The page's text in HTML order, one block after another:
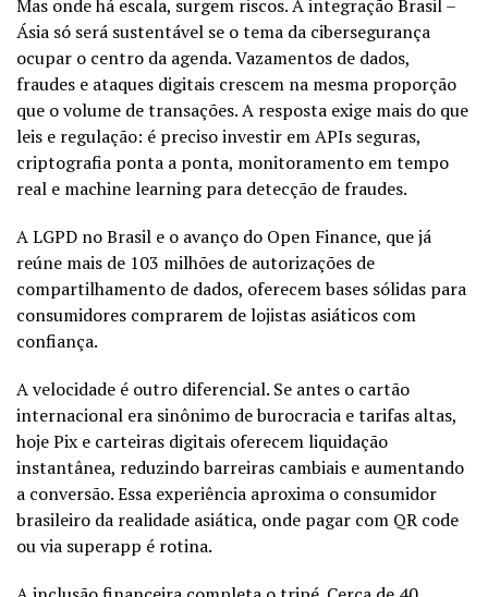
Mas onde há escala, surgem riscos. A integração Brasil –
Ásia só será sustentável se o tema da cibersegurança
ocupar o centro da agenda. Vazamentos de dados,
fraudes e ataques digitais crescem na mesma proporção
que o volume de transações. A resposta exige mais do que
leis e regulação: é preciso investir em APIs seguras,
criptografia ponta a ponta, monitoramento em tempo
real e machine learning para detecção de fraudes.
A LGPD no Brasil e o avanço do Open Finance, que já
reúne mais de 103 milhões de autorizações de
compartilhamento de dados, oferecem bases sólidas para
consumidores comprarem de lojistas asiáticos com
confiança.
A velocidade é outro diferencial. Se antes o cartão
internacional era sinônimo de burocracia e tarifas altas,
hoje Pix e carteiras digitais oferecem liquidação
instantânea, reduzindo barreiras cambiais e aumentando
a conversão. Essa experiência aproxima o consumidor
brasileiro da realidade asiática, onde pagar com QR code
ou via superapp é rotina.